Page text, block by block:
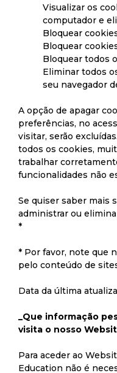
Visualizar os
computador e
Bloquear
Bloquear
Bloquear todos
Eliminar todos
seu navegador
A opção de apagar
preferências, no
visitar, serão
todos os cookies,
trabalhar
funcionalidades não
Se quiser saber mais
administrar ou
*
* Por favor, note que
pelo conteúdo de
Data da última
_Que informação
visita o nosso
Para aceder ao
Education não é